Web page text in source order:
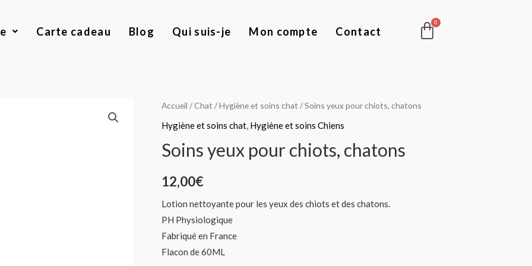
Carte cadeau Blog Qui suis-je Mon compte Contact Panier
Accueil /Chat /Hygiène et soins chat / Soins yeux pour chiots, chatons
Hygiène et soins chat, Hygiène et soins Chiens
Soins yeux pour chiots, chatons
12,00€
Lotion nettoyante pour les yeux des chiots et des chatons.
PH Physiologique
Fabriqué en France
Flacon de 60ML
quantité
de
yeux
chiots,
chatons